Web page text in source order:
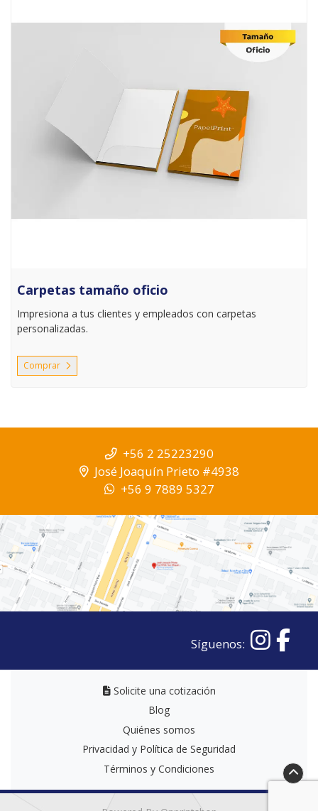
Carpetas tamaño oficio
Impresiona a tus clientes y empleados con carpetas
personalizadas.
Comprar
+56 2 25223290
José Joaquín Prieto #4938
+56 9 7889 5327
Síguenos:
Solicite una cotización
Solicite una cotización
Blog
Quiénes somos
Privacidad y Política de Seguridad
Términos y Condiciones